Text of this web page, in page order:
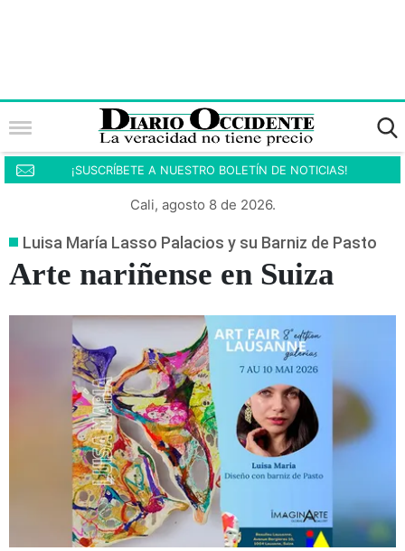
¡SUSCRÍBETE A NUESTRO BOLETÍN DE NOTICIAS!
Cali, agosto 8 de 2026.
Luisa María Lasso Palacios y su Barniz de Pasto
Arte nariñense en Suiza